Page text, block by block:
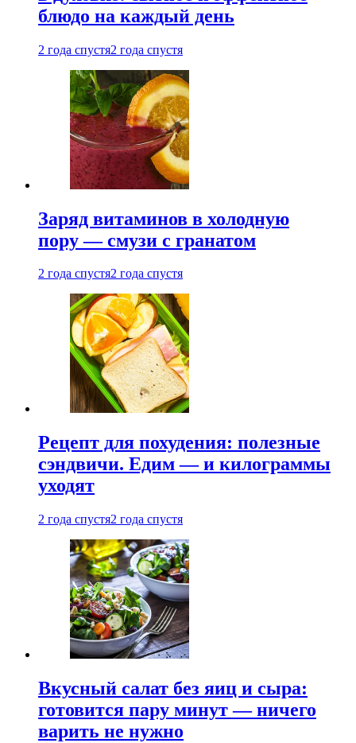
блюдо на каждый день
2 года спустя2 года спустя
Заряд витаминов в холодную
пору — смузи с гранатом
2 года спустя2 года спустя
Рецепт для похудения: полезные
сэндвичи. Едим — и килограммы
уходят
2 года спустя2 года спустя
Вкусный салат без яиц и сыра:
готовится пару минут — ничего
варить не нужно